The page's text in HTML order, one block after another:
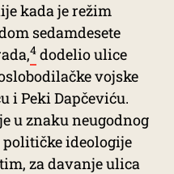
kada je režim
sedamdesete
4 dodelio ulice
vojske
i Peki Dapčeviću.
u znaku neugodnog
ideologije
za davanje ulica